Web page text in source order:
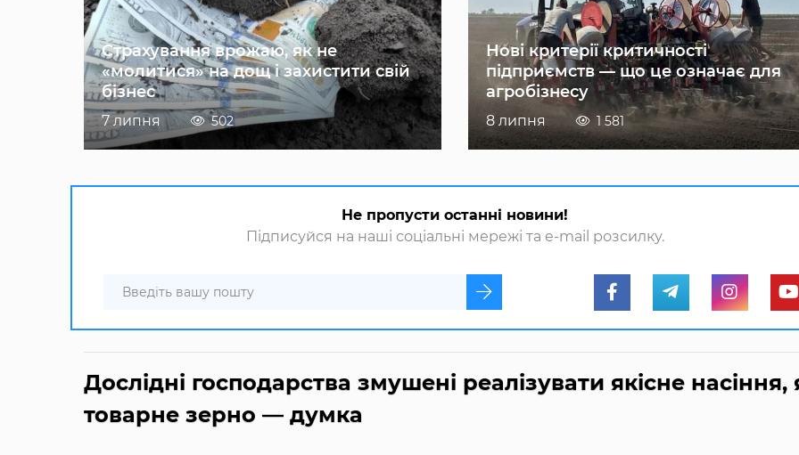
Страхування врожаю, як не
«молитися» на дощ і захистити свій
бізнес
7 липня 502
Нові критерії критичності
підприємств — що це означає для
агробізнесу
8 липня 1 581
Не пропусти останні новини!
Підписуйся на наші соціальні мережі та e-mail розсилку.
Дослідні господарства змушені реалізувати якісне насіння,
товарне зерно — думка